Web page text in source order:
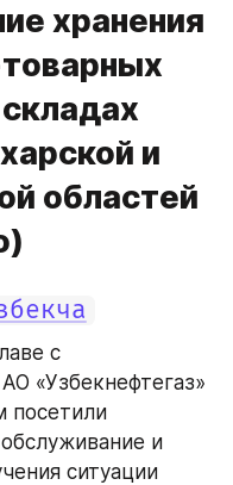
хранения
и
областей
с
«Узбекнефтегаз»
посетили
и
ситуации